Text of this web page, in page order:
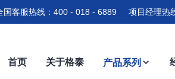
首页 关于格泰 产品系列
国客服热线：400 - 018 - 6889 项目经理热